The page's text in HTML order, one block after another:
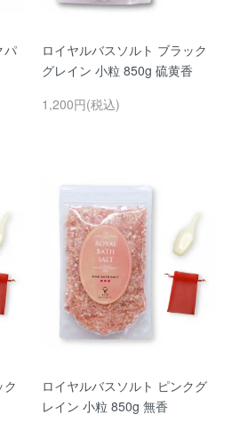
パ
ロイヤルバスソルト ブラック
グレイン 小粒 850g 硫黄香
1,200円(税込)
ロイヤルバスソルト ピンクグ
レイン 小粒 850g 無香